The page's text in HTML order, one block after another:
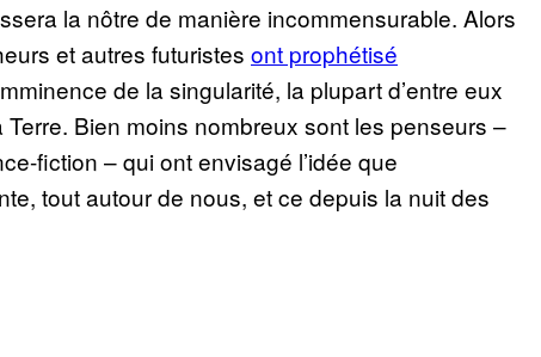
la nôtre de manière incommensurable. Alors
et autres futuristes ont prophétisé
de la singularité, la plupart d’entre eux
Bien moins nombreux sont les penseurs –
fiction – qui ont envisagé l’idée que
tout autour de nous, et ce depuis la nuit des